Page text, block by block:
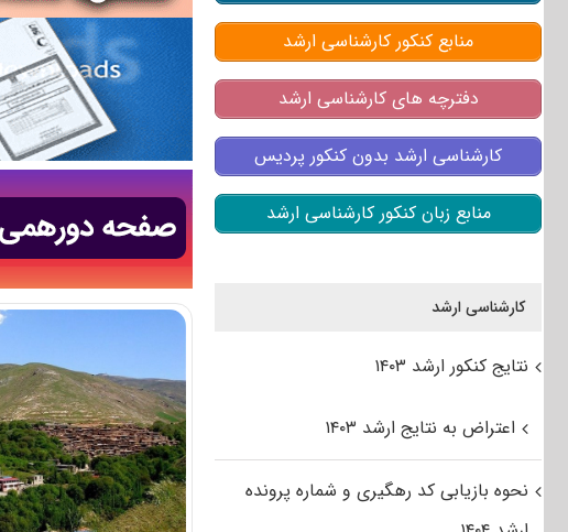
منابع کنکور کارشناسی ارشد
دفترچه های کارشناسی ارشد
کارشناسی ارشد بدون کنکور پردیس
منابع زبان کنکور کارشناسی ارشد
کارشناسی ارشد
نتایج کنکور ارشد ۱۴۰۳
اعتراض به نتایج ارشد ۱۴۰۳
نحوه بازیابی کد رهگیری و شماره پرونده